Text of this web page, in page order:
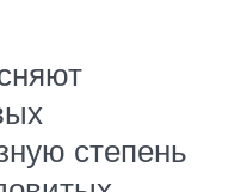
степень